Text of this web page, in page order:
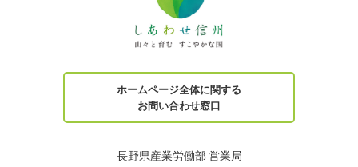
ホームページ全体に関する
お問い合わせ窓口
長野県産業労働部 営業局